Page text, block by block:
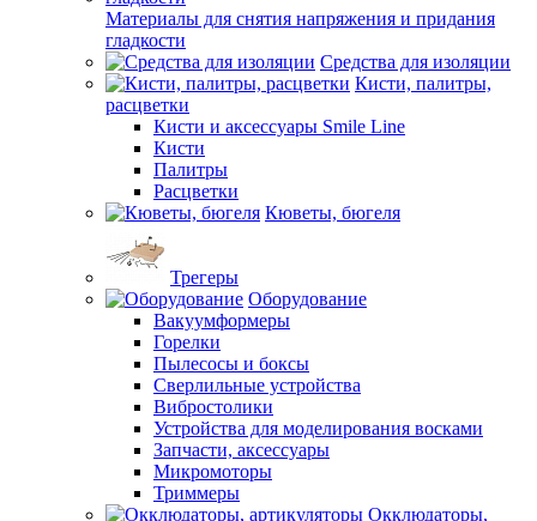
Материалы для снятия напряжения и придания
гладкости
Средства для изоляции
Кисти, палитры,
расцветки
Кисти и аксессуары Smile Line
Кисти
Палитры
Расцветки
Кюветы, бюгеля
Трегеры
Оборудование
Вакуумформеры
Горелки
Пылесосы и боксы
Сверлильные устройства
Вибростолики
Устройства для моделирования восками
Запчасти, аксессуары
Микромоторы
Триммеры
Окклюдаторы,